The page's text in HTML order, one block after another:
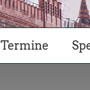
Termine